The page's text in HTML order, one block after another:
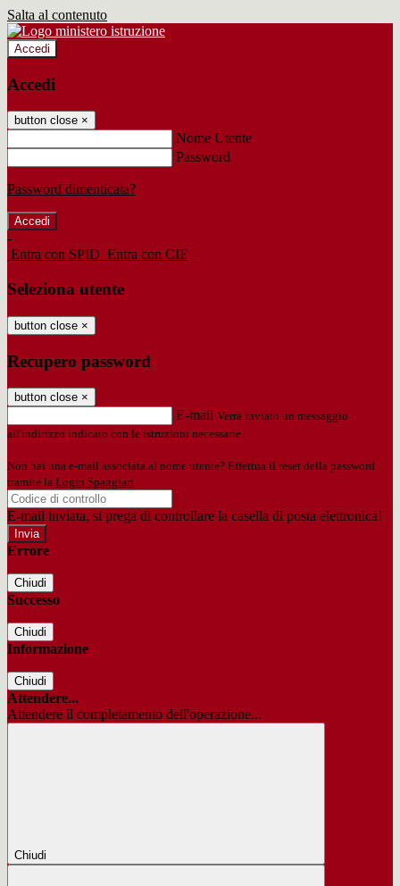
Salta al contenuto
Accedi
Accedi
button close ×
Nome Utente
Password
Password dimenticata?
-
Entra con SPID Entra con CIE
Seleziona utente
button close ×
Recupero password
button close ×
E-mail Verrà inviato un messaggio
all'indirizzo indicato con le istruzioni necessarie.
Non hai una e-mail associata al nome utente? Effettua il reset della password
tramite la Login Spaggiari
E-mail inviata, si prega di controllare la casella di posta elettronica!
Errore
Chiudi
Successo
Chiudi
Informazione
Chiudi
Attendere...
Attendere il completamento dell'operazione...
Chiudi